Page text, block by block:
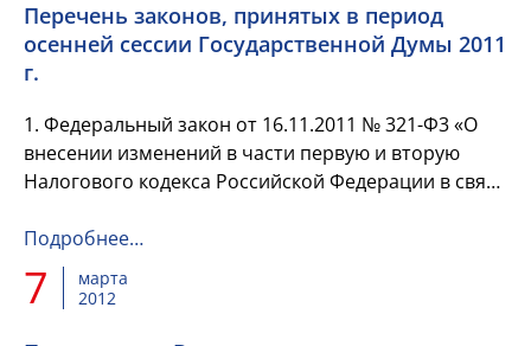
Перечень законов, принятых в период
осенней сессии Государственной Думы 2011
г.
1. Федеральный закон от 16.11.2011 № 321-Ф3 «О
внесении изменений в части первую и вторую
Налогового кодекса Российской Федерации в связи
налогоплательщиков».
Подробнее…
7
марта
2012